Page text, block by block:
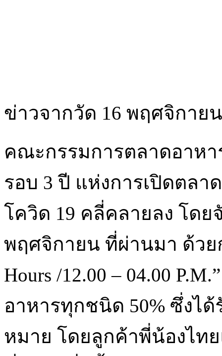
ข่าวจากวัด 16 พฤศจิกายน
คณะกรรมการตลาดอาห
รอบ 3 ปี แห่งการเปิดตล
โควิด 19 คลี่คลายลง โด
พฤศจิกายน ที่ผ่านมา ด้วย
Hours /12.00 – 04.00
อาหารทุกชนิด 50% ซึ่งไ
หมาย โดยลูกค้าพี่น้องไท